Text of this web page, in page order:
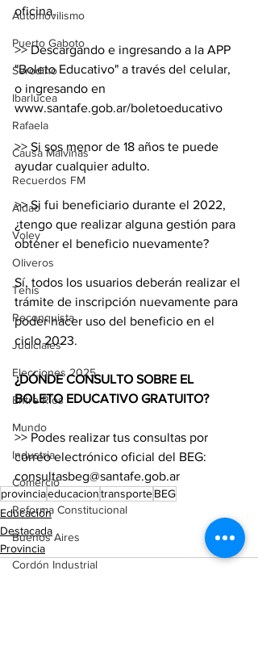
Automovilismo
Puerto Gaboto
Serodino
Ibarlucea
Rafaela
Causa Malvinas
Recuerdos FM
Aldao
Voley
Oliveros
Tenis
Reconquista
Judiciales
Elecciones 2025
Entre Ríos
Mundo
Industria
Comercio
Reforma Constitucional
Buenos Aires
Cordón Industrial
oficina.
>> Descargando e ingresando a la APP
"Boleto Educativo" a través del celular,
o ingresando en
www.santafe.gob.ar/boletoeducativo
>> Si sos menor de 18 años te puede
ayudar cualquier adulto.
>> Si fui beneficiario durante el 2022,
¿tengo que realizar alguna gestión para
obtener el beneficio nuevamente?
Sí, todos los usuarios deberán realizar el
trámite de inscripción nuevamente para
poder hacer uso del beneficio en el
ciclo 2023.
¿DÓNDE CONSULTO SOBRE EL
BOLETO EDUCATIVO GRATUITO?
>> Podes realizar tus consultas por
correo electrónico oficial del BEG:
consultasbeg@santafe.gob.ar
provinciaeducaciontransporteBEG
Educación
Destacada
Provincia